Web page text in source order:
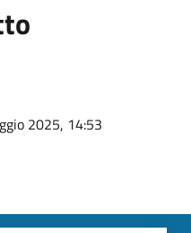
2025, 14:53